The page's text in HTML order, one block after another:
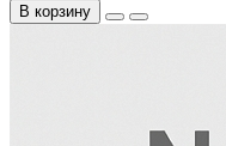
В корзину